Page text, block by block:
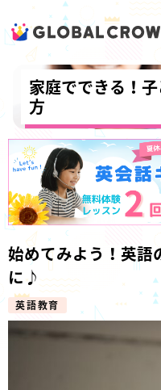
家庭でできる！
方
始めてみよう！英語
に♪
英語教育